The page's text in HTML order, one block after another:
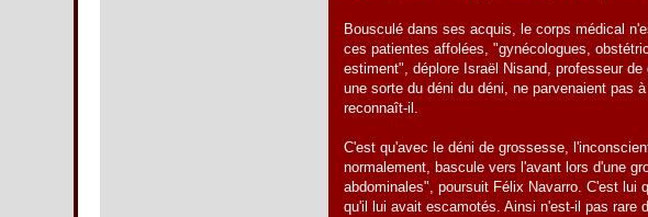
Bousculé dans ses acquis, le corps médical
ces patientes affolées, "gynécologues,
estiment", déplore Israël Nisand, professeur
une sorte du déni du déni, ne parvenaient pas
reconnaît-il.
C'est qu'avec le déni de grossesse,
normalement, bascule vers l'avant lors d'une
abdominales", poursuit Félix Navarro. C'est
qu'il lui avait escamotés. Ainsi n'est-il pas rare